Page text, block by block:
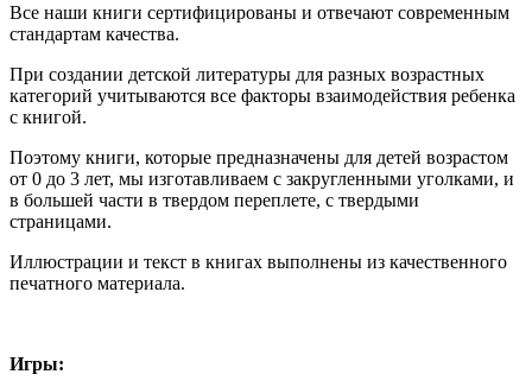
Все наши книги сертифицированы и отвечают современным
стандартам качества.
При создании детской литературы для разных возрастных
категорий учитываются все факторы взаимодействия ребенка
с книгой.
Поэтому книги, которые предназначены для детей возрастом
от 0 до 3 лет, мы изготавливаем с закругленными уголками, и
в большей части в твердом переплете, с твердыми
страницами.
Иллюстрации и текст в книгах выполнены из качественного
печатного материала.
Игры: